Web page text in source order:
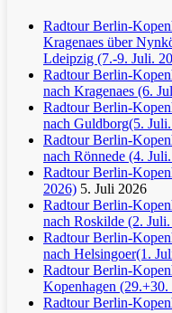
Radtour Berlin-
Kragenaes über
Ldeipzig (7.-9. Juli.
Radtour Berlin-
nach Kragenaes (6.
Radtour Berlin-
nach Guldborg(5.
Radtour Berlin-
nach Rönnede (4.
Radtour Berlin-
2026) 5. Juli 2026
Radtour Berlin-
nach Roskilde (2.
Radtour Berlin-
nach Helsingoer(1.
Radtour Berlin-
Kopenhagen (29.+30.
Radtour Berlin-